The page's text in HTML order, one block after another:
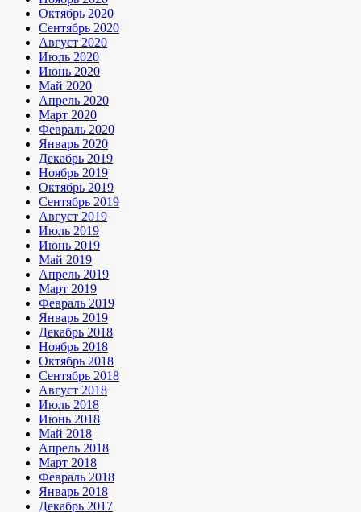
Октябрь 2020
Сентябрь 2020
Август 2020
Июль 2020
Июнь 2020
Май 2020
Апрель 2020
Март 2020
Февраль 2020
Январь 2020
Декабрь 2019
Ноябрь 2019
Октябрь 2019
Сентябрь 2019
Август 2019
Июль 2019
Июнь 2019
Май 2019
Апрель 2019
Март 2019
Февраль 2019
Январь 2019
Декабрь 2018
Ноябрь 2018
Октябрь 2018
Сентябрь 2018
Август 2018
Июль 2018
Июнь 2018
Май 2018
Апрель 2018
Март 2018
Февраль 2018
Январь 2018
Декабрь 2017